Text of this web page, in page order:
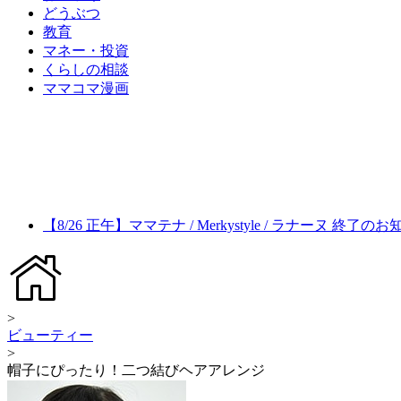
どうぶつ
教育
マネー・投資
くらしの相談
ママコマ漫画
【8/26 正午】ママテナ / Merkystyle / ラナーヌ 終了のお
>
ビューティー
>
帽子にぴったり！二つ結びヘアアレンジ